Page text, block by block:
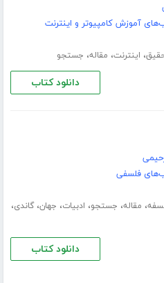
آموزش کامپیوتر و اینترنت
، اینترنت، مقاله، جستجو
دانلود کتاب
فلسفی
، مقاله، جستجو، ادبیات، جهان،گاندی،
دانلود کتاب